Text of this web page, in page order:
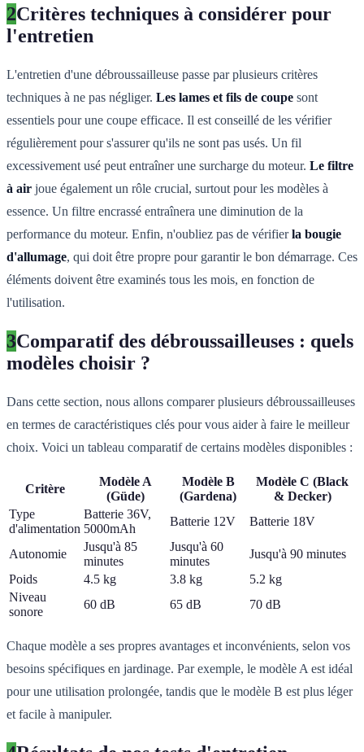
2Critères techniques à considérer pour
l'entretien
L'entretien d'une débroussailleuse passe par plusieurs critères
techniques à ne pas négliger. Les lames et fils de coupe sont
essentiels pour une coupe efficace. Il est conseillé de les vérifier
régulièrement pour s'assurer qu'ils ne sont pas usés. Un fil
excessivement usé peut entraîner une surcharge du moteur. Le filtre
à air joue également un rôle crucial, surtout pour les modèles à
essence. Un filtre encrassé entraînera une diminution de la
performance du moteur. Enfin, n'oubliez pas de vérifierla bougie
d'allumage, qui doit être propre pour garantir le bon démarrage. Ces
éléments doivent être examinés tous les mois, en fonction de
l'utilisation.
3Comparatif des débroussailleuses : quels
modèles choisir ?
Dans cette section, nous allons comparer plusieurs débroussailleuses
en termes de caractéristiques clés pour vous aider à faire le meilleur
choix. Voici un tableau comparatif de certains modèles disponibles :
Critère
Modèle A
(Güde)
Modèle B
(Gardena)
Modèle C (Black
& Decker)
Type
d'alimentation
Batterie 36V,
5000mAh
Batterie 12V Batterie 18V
Autonomie
Jusqu'à 85
minutes
Jusqu'à 60
minutes
Jusqu'à 90 minutes
Poids
4.5 kg 3.8 kg
5.2 kg
Niveau
sonore
60 dB 65 dB 70 dB
Chaque modèle a ses propres avantages et inconvénients, selon vos
besoins spécifiques en jardinage. Par exemple, le modèle A est idéal
pour une utilisation prolongée, tandis que le modèle B est plus léger
et facile à manipuler.